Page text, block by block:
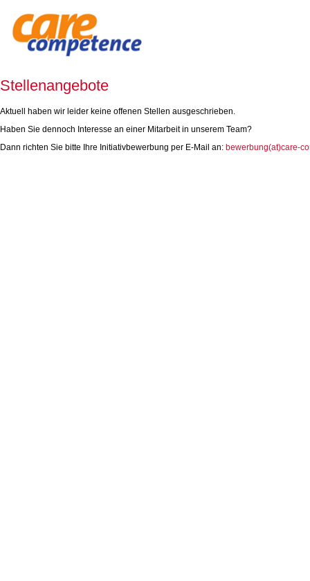
Stellenangebote
Aktuell haben wir leider keine offenen Stellen ausgeschrieben.
Haben Sie dennoch Interesse an einer Mitarbeit in unserem Team?
Dann richten Sie bitte Ihre Initiativbewerbung per E-Mail an: bewerbung(at)care-